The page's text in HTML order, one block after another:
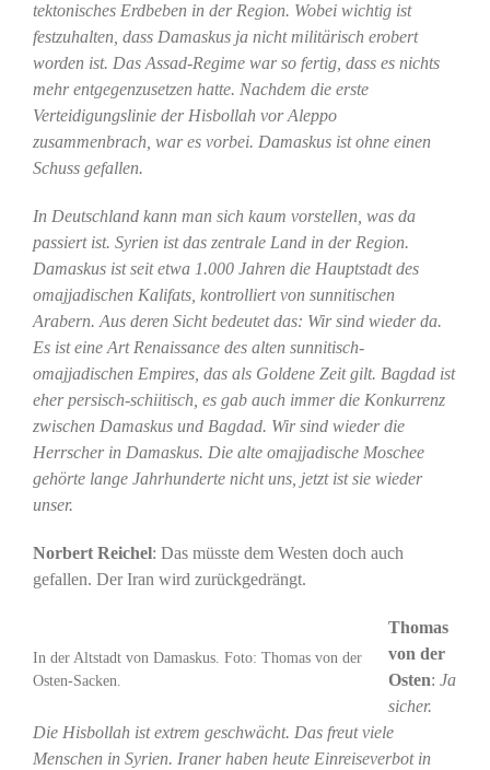
tektonisches Erdbeben in der Region. Wobei wichtig ist
festzuhalten, dass Damaskus ja nicht militärisch erobert
worden ist. Das Assad-Regime war so fertig, dass es nichts
mehr entgegenzusetzen hatte. Nachdem die erste
Verteidigungslinie der Hisbollah vor Aleppo
zusammenbrach, war es vorbei. Damaskus ist ohne einen
Schuss gefallen.
In Deutschland kann man sich kaum vorstellen, was da
passiert ist. Syrien ist das zentrale Land in der Region.
Damaskus ist seit etwa 1.000 Jahren die Hauptstadt des
omajjadischen Kalifats, kontrolliert von sunnitischen
Arabern. Aus deren Sicht bedeutet das: Wir sind wieder da.
Es ist eine Art Renaissance des alten sunnitisch-
omajjadischen Empires, das als Goldene Zeit gilt. Bagdad ist
eher persisch-schiitisch, es gab auch immer die Konkurrenz
zwischen Damaskus und Bagdad. Wir sind wieder die
Herrscher in Damaskus. Die alte omajjadische Moschee
gehörte lange Jahrhunderte nicht uns, jetzt ist sie wieder
unser.
Norbert Reichel: Das müsste dem Westen doch auch
gefallen. Der Iran wird zurückgedrängt.
In der Altstadt von Damaskus. Foto: Thomas von der
Osten-Sacken.
Thomas
von der
Osten: Ja
sicher.
Die Hisbollah ist extrem geschwächt. Das freut viele
Menschen in Syrien. Iraner haben heute Einreiseverbot in